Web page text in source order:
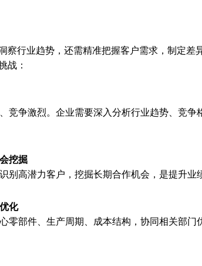
察行业趋势，还需精准把握客户需求，制定差
战：
竞争激烈。企业需要深入分析行业趋势、竞争
挖掘
别高潜力客户，挖掘长期合作机会，是提升业
化
零部件、生产周期、成本结构，协同相关部门